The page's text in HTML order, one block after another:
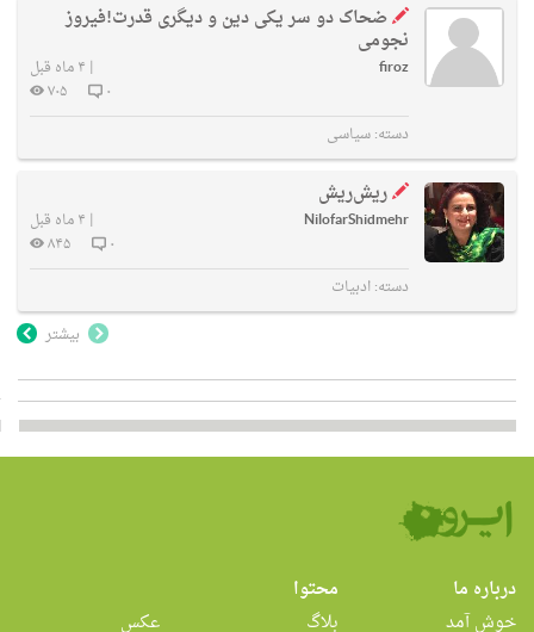
ضحاک دو سر یکی دین و دیگری قدرت!فیروز
نجومی
firoz
| ۴ ماه قبل
۰
۷۰۵
دسته:سیاسی
ریش‌ریش
NilofarShidmehr
| ۴ ماه قبل
۰
۸۴۵
دسته:ادبیات
بیشتر
درباره ما
خوش آمد
محتوا
بلاگ
عکس